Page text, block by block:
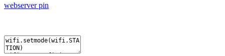
webserver pin